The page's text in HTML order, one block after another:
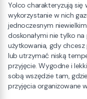
Yolco charakteryzują się
wykorzystanie w nich
jednoczesnym
doskonałymi nie tylko
użytkowania, gdy
lub utrzymać niską
przyjęcie. Wygodne i
sobą wszędzie tam,
przyjęcia organizowane